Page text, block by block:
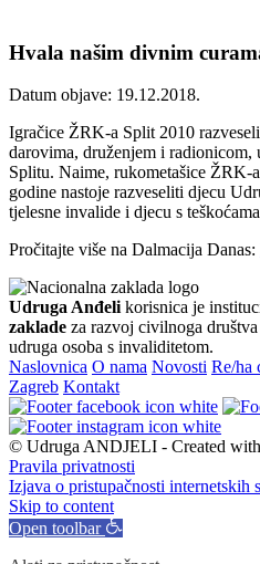
Hvala našim divnim
Datum objave: 19.12.2018.
Igračice ŽRK-a Split 2010
darovima, druženjem i radionicom,
Splitu. Naime, rukometašice ŽRK-
godine nastoje razveseliti djecu
tjelesne invalide i djecu s
Pročitajte više na Dalmacija Danas:
Udruga Anđeli korisnica je
zaklade za razvoj civilnoga
udruga osoba s invaliditetom.
Naslovnica O nama Novosti Re/ha
Zagreb Kontakt
© Udruga ANDJELI - Created
Pravila privatnosti
Izjava o pristupačnosti internetskih
Skip to content
Open toolbar